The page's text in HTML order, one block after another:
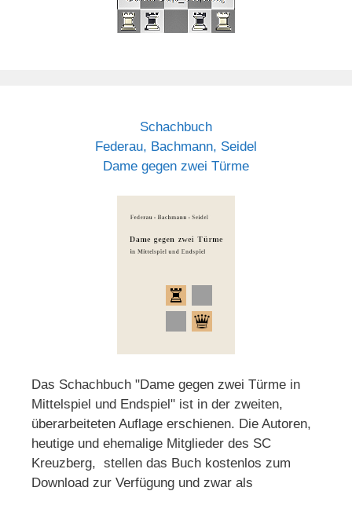
Schachbuch
Federau, Bachmann, Seidel
Dame gegen zwei Türme
Das Schachbuch "Dame gegen zwei Türme in
Mittelspiel und Endspiel" ist in der zweiten,
überarbeiteten Auflage erschienen. Die Autoren,
heutige und ehemalige Mitglieder des SC
Kreuzberg, stellen das Buch kostenlos zum
Download zur Verfügung und zwar als